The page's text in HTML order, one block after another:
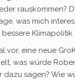
rauskommen?
was mich
bessere Klimapolitik
vor, eine neue
was würde
dazu sagen? Wie